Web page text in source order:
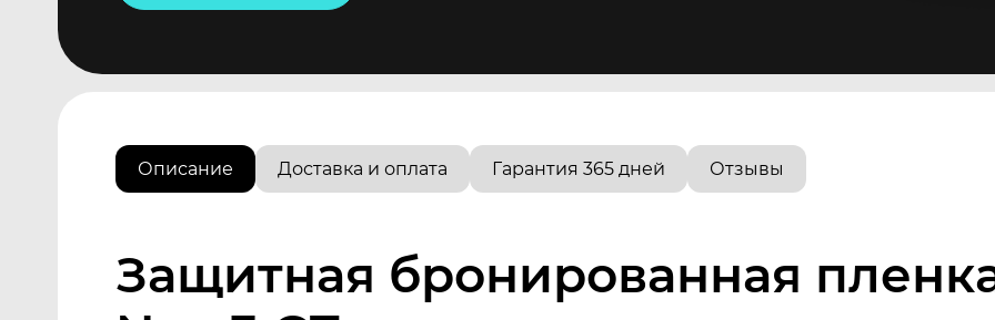
Описание Доставка и оплата Гарантия 365 дней Отзывы
Защитная бронированная